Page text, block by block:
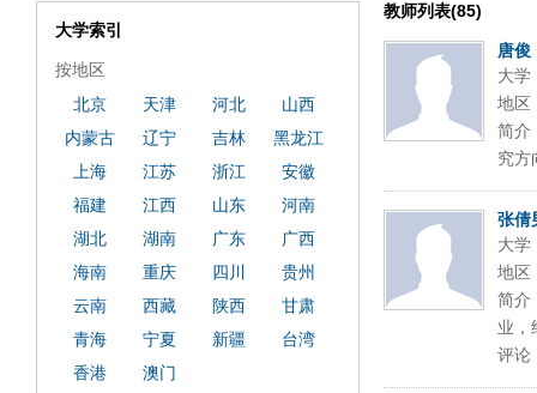
教师列表(85)
唐俊
大学
地区
简介
究方
张倩
大学
地区
简介
业，
评论
大学索引
按地区
北京
天津 河北
山西
内蒙古
辽宁 吉林
黑龙江
上海
江苏 浙江
安徽
福建
江西 山东
河南
湖北
湖南 广东
广西
海南
重庆 四川
贵州
云南
西藏 陕西
甘肃
青海
宁夏 新疆
台湾
香港
澳门